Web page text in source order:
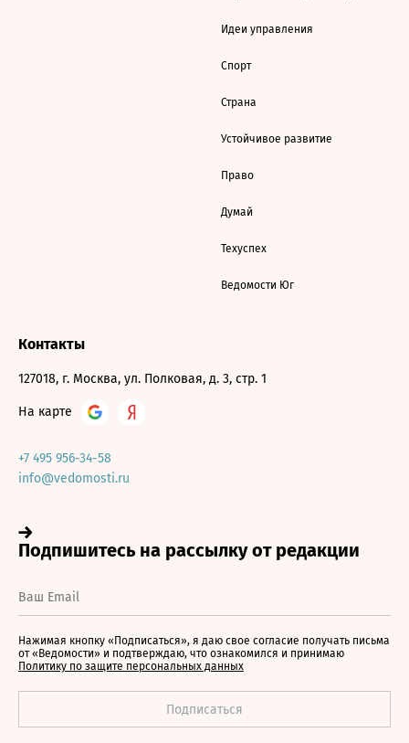
Идеи управления
Спорт
Страна
Устойчивое развитие
Право
Думай
Техуспех
Ведомости Юг
Контакты
127018, г. Москва, ул. Полковая, д. 3, стр. 1
На карте
+7 495 956-34-58
info@vedomosti.ru
Нажимая кнопку «Подписаться», я даю свое согласие получать письма
от «Ведомости» и подтверждаю, что ознакомился и принимаю
Политику по защите персональных данных